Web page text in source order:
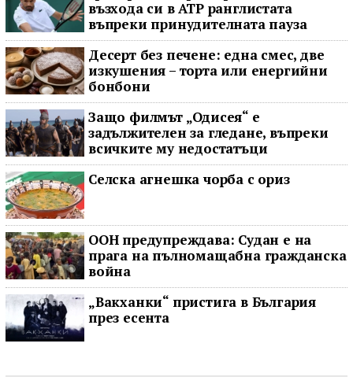
възхода си в ATP ранглистата
въпреки принудителната пауза
Десерт без печене: една смес, две
изкушения – торта или енергийни
бонбони
Защо филмът „Одисея“ е
задължителен за гледане, въпреки
всичките му недостатъци
Селска агнешка чорба с ориз
ООН предупреждава: Судан е на
прага на пълномащабна гражданска
война
„Вакханки“ пристига в България
през есента